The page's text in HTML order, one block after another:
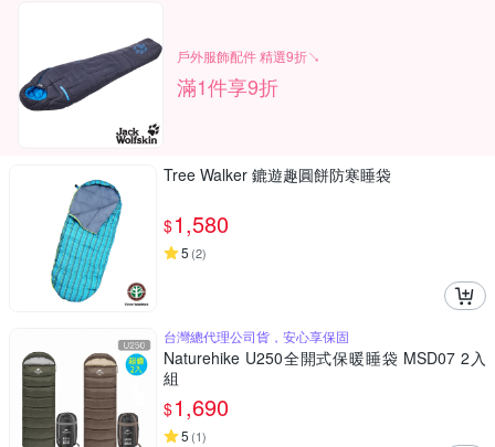
戶外服飾配件 精選9折↘
滿1件享9折
Tree Walker 鏕遊趣圓餅防寒睡袋
$1,580
5 (2)
台灣總代理公司貨，安心享保固
Naturehike U250全開式保暖睡袋 MSD07 2入
組
$1,690
5 (1)